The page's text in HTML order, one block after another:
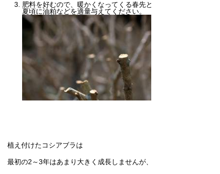
肥料を好むので、暖かくなってくる春先と
夏頃に油粕などを適量与えてください。
植え付けたコシアブラは
最初の2～3年はあまり大きく成長しませんが、